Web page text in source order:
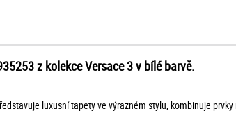
z kolekce Versace 3 v bílé barvě.
luxusní tapety ve výrazném stylu, kombinuje